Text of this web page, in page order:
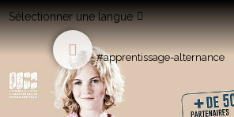
Sélectionner une langue
#apprentissage-alternance